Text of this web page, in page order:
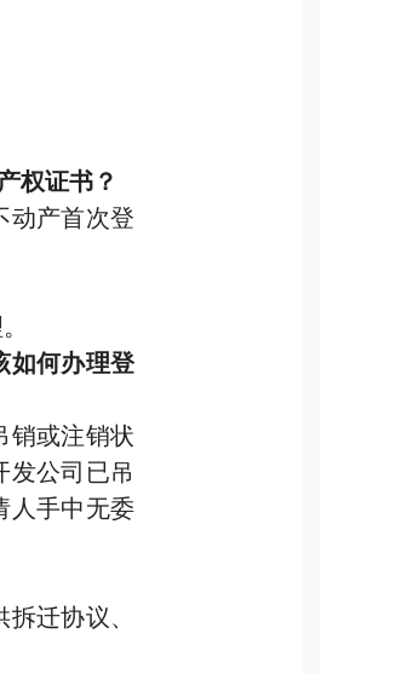
权证书？
产首次登
如何办理登
或注销状
发公司已吊
人手中无委
迁协议、